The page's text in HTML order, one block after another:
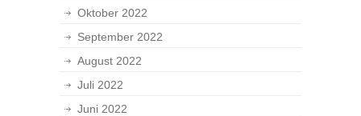
Oktober 2022
September 2022
August 2022
Juli 2022
Juni 2022